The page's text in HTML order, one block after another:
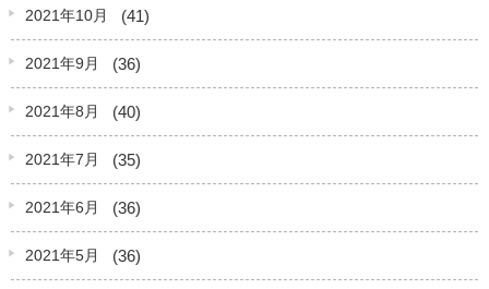
2021年10月 (41)
2021年9月 (36)
2021年8月 (40)
2021年7月 (35)
2021年6月 (36)
2021年5月 (36)